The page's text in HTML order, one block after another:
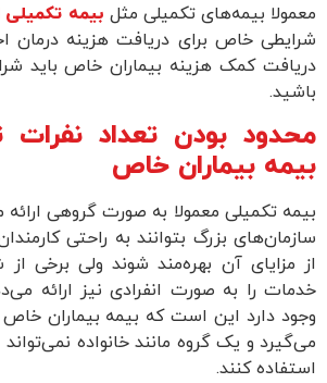
معمولا بیمه‌های تکمیلی مثلبیمه تکمیلی
شرایطی خاص برای دریافت هزینه درمان
دریافت کمک هزینه بیماران خاص باید
باشید.
محدود بودن تعداد
بیمه بیماران خاص
بیمه تکمیلی معمولا به صورت گروهی
سازمان‌های بزرگ بتوانند به راحتی
از مزایای آن بهره‌مند شوند ولی برخی
خدمات را به صورت انفرادی نیز ارائه
وجود دارد این است که بیمه بیماران خاص
می‌گیرد و یک گروه مانند خانواده نمی‌تواند
استفاده کنند.